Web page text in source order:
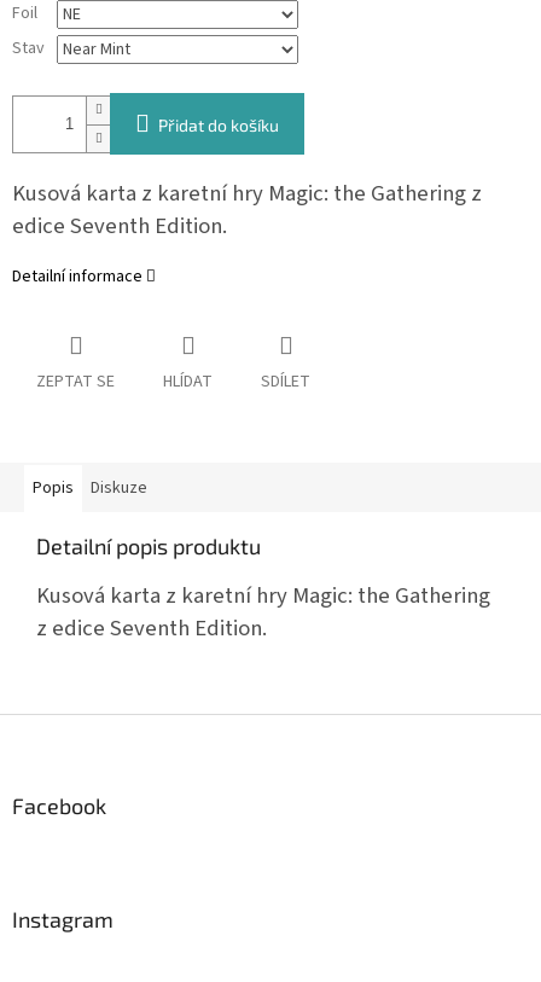
Foil
Stav
Přidat do košíku
Kusová karta z karetní hry Magic: the Gathering z
edice Seventh Edition.
Detailní informace
ZEPTAT SE HLÍDAT SDÍLET
Popis Diskuze
Detailní popis produktu
Kusová karta z karetní hry Magic: the Gathering
z edice Seventh Edition.
Facebook
Instagram